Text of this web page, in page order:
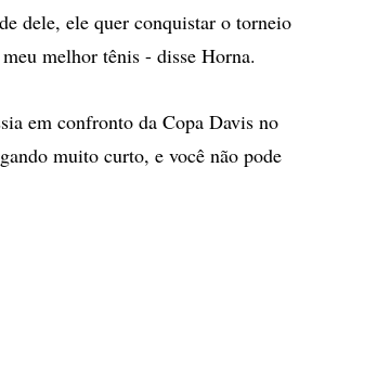
dele, ele quer conquistar o torneio
melhor tênis - disse Horna.
em confronto da Copa Davis no
muito curto, e você não pode